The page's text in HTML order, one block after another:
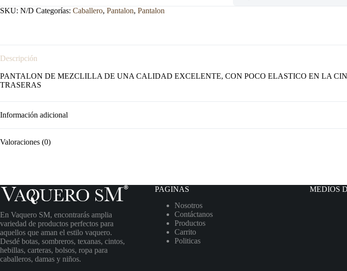
SKU: N/D Categorías: Caballero, Pantalon, Pantalon
Descripción
PANTALON DE MEZCLILLA DE UNA CALIDAD EXCELENTE, CON POCO ELASTICO EN LA
TRASERAS
Información adicional
Valoraciones (0)
En Vaquero SM, encontrarás amplia
variedad de productos perfectos para
aquellos que aman el estilo vaquero.
Desdé botas, sombreros, texanas, cintos,
hebillas, carteras, bolsos, ropa para
caballeros, damas y niños.
PAGINAS
Nosotros
Contáctanos
Productos
Carrito
Politicas
MEDIOS